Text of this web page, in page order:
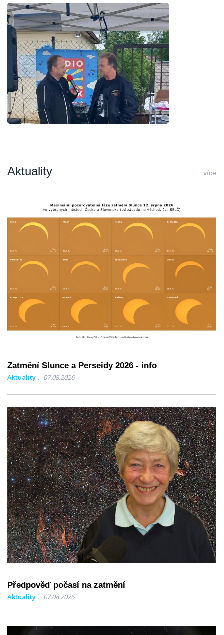
Aktuality více
Zatmění Slunce a Perseidy 2026 - info
Aktuality 07.08.2026
Předpověď počasí na zatmění
Aktuality 07.08.2026